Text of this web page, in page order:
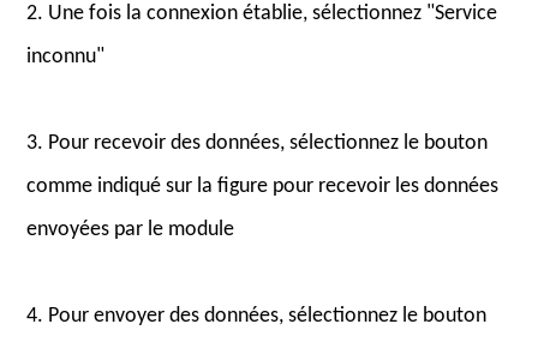
2. Une fois la connexion établie, sélectionnez "Service
inconnu"
3. Pour recevoir des données, sélectionnez le bouton
comme indiqué sur la figure pour recevoir les données
envoyées par le module
4. Pour envoyer des données, sélectionnez le bouton